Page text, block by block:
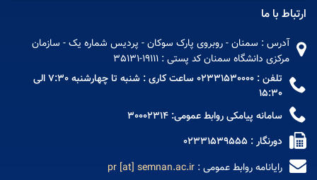
ارتباط با ما
آدرس : سمنان - روبروی پارک سوکان - پردیس شماره یک - سازمان
مرکزی دانشگاه سمنان کد پستی : 19111-35131
تلفن : 02331530000 ساعت کاری : شنبه تا چهارشنبه 7:30 الی
15:30
سامانه پیامکی روابط عمومی: 30002314
دورنگار : 02331539555
رایانامه روابط عمومی : pr [at] semnan.ac.ir